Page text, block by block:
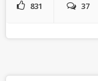
831 37